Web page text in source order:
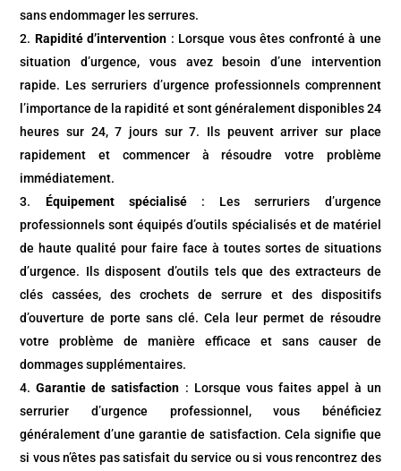
sans endommager les serrures.
Rapidité d’intervention : Lorsque vous êtes confronté à une
situation d’urgence, vous avez besoin d’une intervention
rapide. Les serruriers d’urgence professionnels comprennent
l’importance de la rapidité et sont généralement disponibles 24
heures sur 24, 7 jours sur 7. Ils peuvent arriver sur place
rapidement et commencer à résoudre votre problème
immédiatement.
Équipement spécialisé
: Les serruriers d’urgence
professionnels sont équipés d’outils spécialisés et de matériel
de haute qualité pour faire face à toutes sortes de situations
d’urgence. Ils disposent d’outils tels que des extracteurs de
clés cassées, des crochets de serrure et des dispositifs
d’ouverture de porte sans clé. Cela leur permet de résoudre
votre problème de manière efficace et sans causer de
dommages supplémentaires.
Garantie de satisfaction : Lorsque vous faites appel à un
serrurier d’urgence professionnel, vous bénéficiez
généralement d’une garantie de satisfaction. Cela signifie que
si vous n’êtes pas satisfait du service ou si vous rencontrez des